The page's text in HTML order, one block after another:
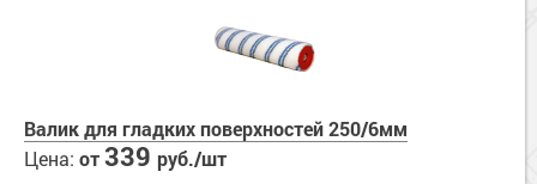
Валик для гладких поверхностей 250/6мм
Цена: от339 руб./шт